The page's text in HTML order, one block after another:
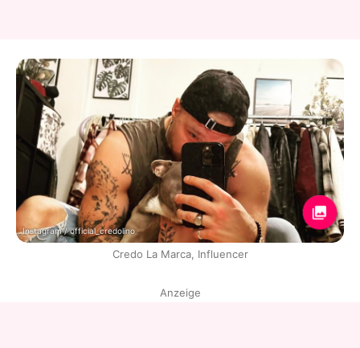
Instagram / official_credolino
Credo La Marca, Influencer
Anzeige